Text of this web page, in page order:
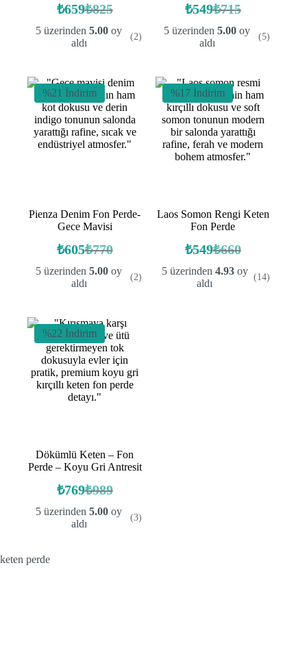
₺825
Orijinal
fiyat:
₺825.
₺659Şu
andaki
fiyat:
5 üzerinden5.00 oy
aldı
(2)
₺715
Orijinal
fiyat:
₺715.
₺549Şu
andaki
fiyat:
5 üzerinden5.00 oy
aldı
(5)
%21 İndirim
Pienza Denim Fon Perde-
Gece Mavisi
₺770
Orijinal
fiyat:
₺770.
₺605Şu
andaki
fiyat:
5 üzerinden5.00 oy
aldı
(2)
%17 İndirim
Laos Somon Rengi Keten
Fon Perde
₺660
Orijinal
fiyat:
₺549Şu
andaki
fiyat:
5 üzerinden 4.93oy
aldı
(14)
%22 İndirim
Dökümlü Keten – Fon
Perde – Koyu Gri Antresit
₺989
Orijinal
fiyat:
₺989.
₺769Şu
andaki
fiyat:
5 üzerinden5.00 oy
aldı
(3)
keten perde